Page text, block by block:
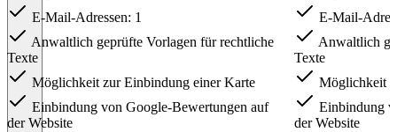
E-Mail-Adressen: 1
Anwaltlich geprüfte Vorlagen für rechtliche
Texte
Möglichkeit zur Einbindung einer Karte
Einbindung von Google-Bewertungen auf
der Website
E-Mail-
Anwaltlich
Texte
Möglichkeit
Einbindung
der Website